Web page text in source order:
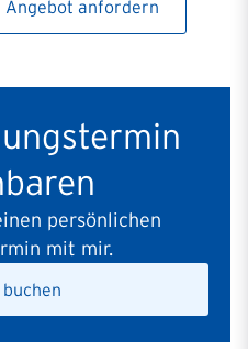
Angebot anfordern
persönlichen
mit mir.